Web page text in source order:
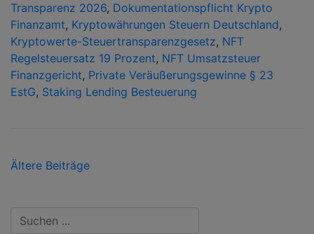
Transparenz 2026, Dokumentationspflicht Krypto
Finanzamt, Kryptowährungen Steuern Deutschland,
Kryptowerte-Steuertransparenzgesetz, NFT
Regelsteuersatz 19 Prozent, NFT Umsatzsteuer
Finanzgericht, Private Veräußerungsgewinne § 23
EstG, Staking Lending Besteuerung
Beitragsnavigation
Ältere Beiträge